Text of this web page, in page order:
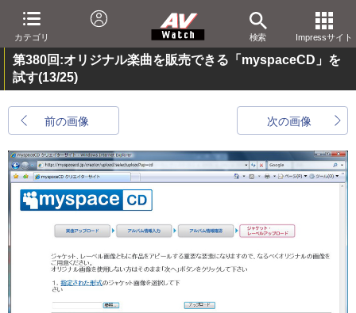
カテゴリ 検索 Impressサイト
第380回:オリジナル楽曲を販売できる「myspaceCD」を
試す(13/25)
前の画像 次の画像